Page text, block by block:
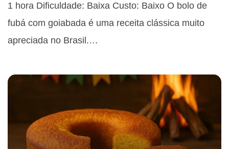
1 hora Dificuldade: Baixa Custo: Baixo O bolo de
fubá com goiabada é uma receita clássica muito
apreciada no Brasil.…